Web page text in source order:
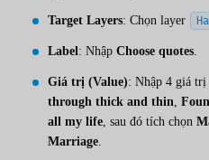
Target Layers: Chọn layer
Label: Nhập Choose quotes.
Giá trị (Value): Nhập 4 giá trị
through thick and thin,
all my life, sau đó tích chọn
Marriage.